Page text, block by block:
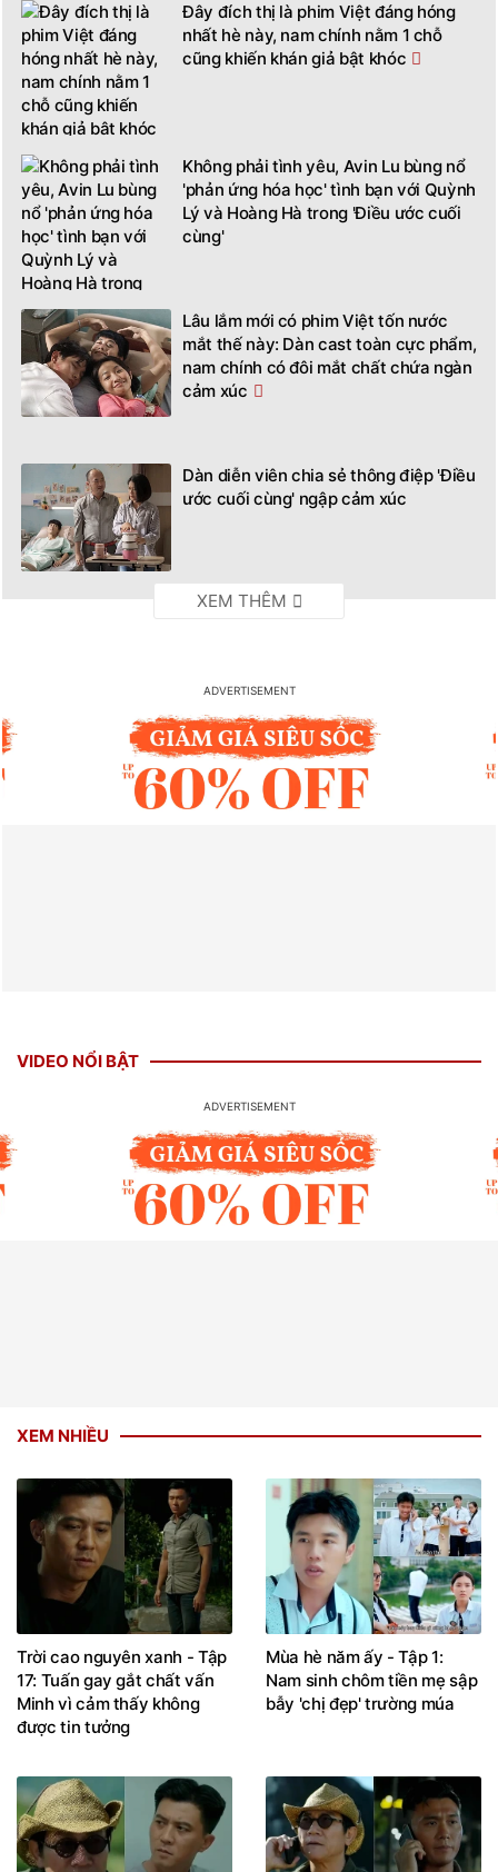
Đây đích thị là phim Việt đáng hóng
nhất hè này, nam chính nằm 1 chỗ
cũng khiến khán giả bật khóc
Không phải tình yêu, Avin Lu bùng nổ
'phản ứng hóa học' tình bạn với Quỳnh
Lý và Hoàng Hà trong 'Điều ước cuối
cùng'
Lâu lắm mới có phim Việt tốn nước
mắt thế này: Dàn cast toàn cực phẩm,
nam chính có đôi mắt chất chứa ngàn
cảm xúc
Dàn diễn viên chia sẻ thông điệp 'Điều
ước cuối cùng' ngập cảm xúc
VIDEO NỔI BẬT
XEM NHIỀU
Trời cao nguyên xanh - Tập
17: Tuấn gay gắt chất vấn
Minh vì cảm thấy không
được tin tưởng
Mùa hè năm ấy - Tập 1:
Nam sinh chôm tiền mẹ sập
bẫy 'chị đẹp' trường múa